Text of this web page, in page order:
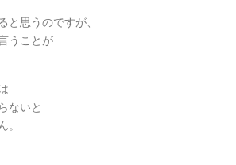
と思うのですが、
うことが
ないと